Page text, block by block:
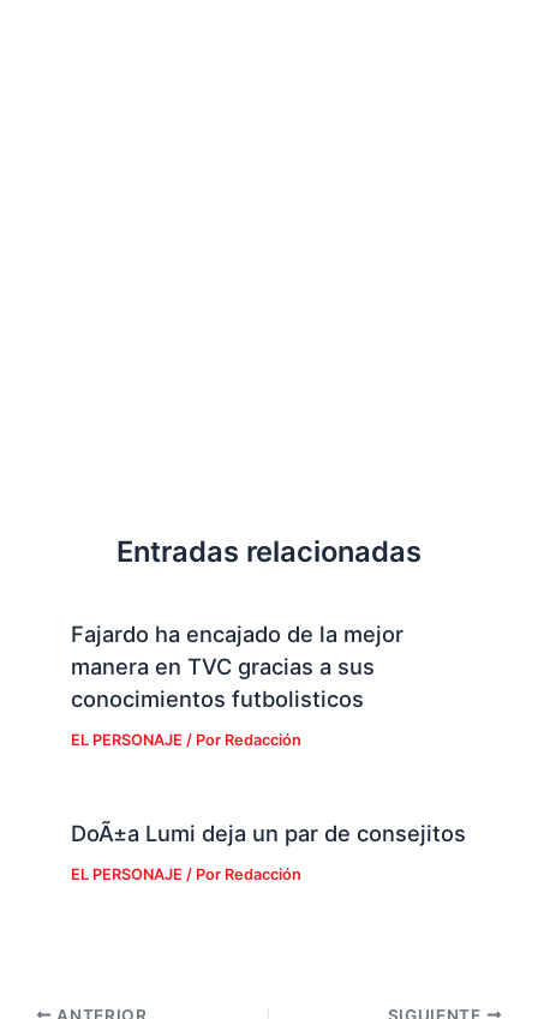
Entradas relacionadas
Fajardo ha encajado de la mejor
manera en TVC gracias a sus
conocimientos futbolisticos
EL PERSONAJE / Por Redacción
DoÃ±a Lumi deja un par de consejitos
EL PERSONAJE / Por Redacción
ANTERIOR SIGUIENTE